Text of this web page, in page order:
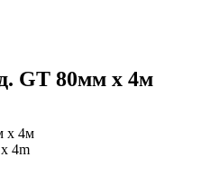
GT 80мм х 4м
х 4м
4m